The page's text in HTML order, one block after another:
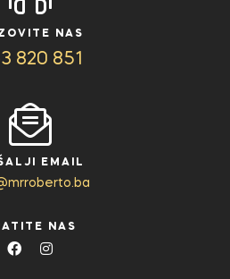
NAS
820 851
EMAIL
NAS